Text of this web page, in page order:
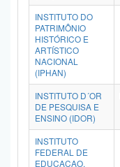
INSTITUTO DO
PATRIMÔNIO
HISTÓRICO E
ARTÍSTICO
NACIONAL
(IPHAN)
INSTITUTO D´OR
DE PESQUISA E
ENSINO (IDOR)
INSTITUTO
FEDERAL DE
EDUCACAO,